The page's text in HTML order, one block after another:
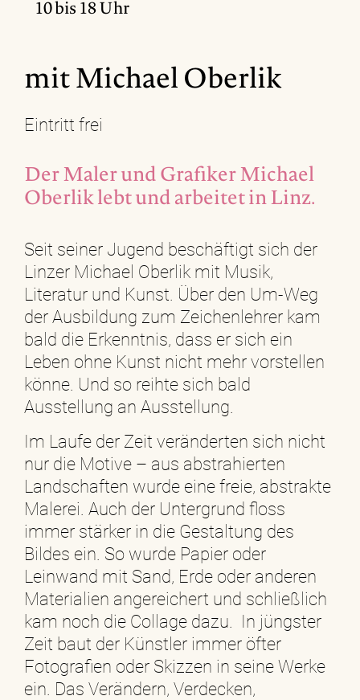
10 bis 18 Uhr
mit Michael Oberlik
Eintritt frei
Der Maler und Grafiker Michael
Oberlik lebt und arbeitet in Linz.
Seit seiner Jugend beschäftigt sich der
Linzer Michael Oberlik mit Musik,
Literatur und Kunst. Über den Um-Weg
der Ausbildung zum Zeichenlehrer kam
bald die Erkenntnis, dass er sich ein
Leben ohne Kunst nicht mehr vorstellen
könne. Und so reihte sich bald
Ausstellung an Ausstellung.
Im Laufe der Zeit veränderten sich nicht
nur die Motive – aus abstrahierten
Landschaften wurde eine freie, abstrakte
Malerei. Auch der Untergrund floss
immer stärker in die Gestaltung des
Bildes ein. So wurde Papier oder
Leinwand mit Sand, Erde oder anderen
Materialien angereichert und schließlich
kam noch die Collage dazu. In jüngster
Zeit baut der Künstler immer öfter
Fotografien oder Skizzen in seine Werke
ein. Das Verändern, Verdecken,